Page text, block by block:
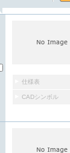
仕様表
CADシンボル